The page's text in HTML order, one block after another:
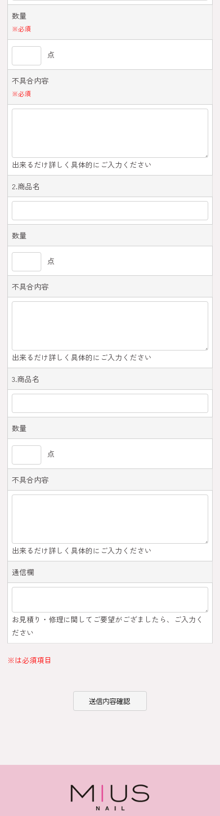
数量
※必須
点
不具合内容
※必須
出来るだけ詳しく具体的にご入力ください
2.商品名
数量
点
不具合内容
出来るだけ詳しく具体的にご入力ください
3.商品名
数量
点
不具合内容
出来るだけ詳しく具体的にご入力ください
通信欄
お見積り・修理に関してご要望がござましたら、ご入力く
ださい
※は必須項目